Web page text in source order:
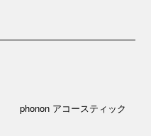
phonon アコースティック